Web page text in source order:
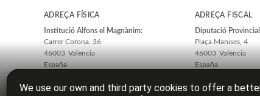
ADREÇA FÍSICA
Institució Alfons el Magnànim:
Carrer Corona, 36
46003 València
España
ADREÇA FISCAL
Diputació
Plaça Manises, 4
46003 València
España
We use our own and third party cookies to offer a